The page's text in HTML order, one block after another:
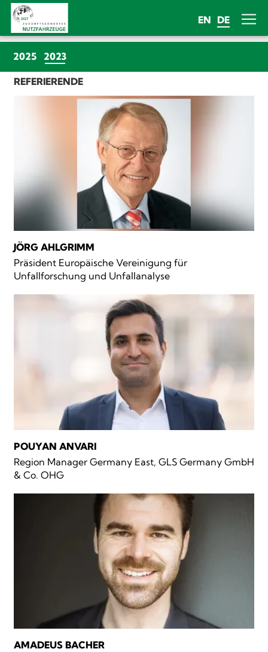
EN DE
2025 2023(CURRENT)
REFERIERENDE
JÖRG AHLGRIMM
Präsident Europäische Vereinigung für
Unfallforschung und Unfallanalyse
POUYAN ANVARI
Region Manager Germany East, GLS Germany GmbH
& Co. OHG
AMADEUS BACHER